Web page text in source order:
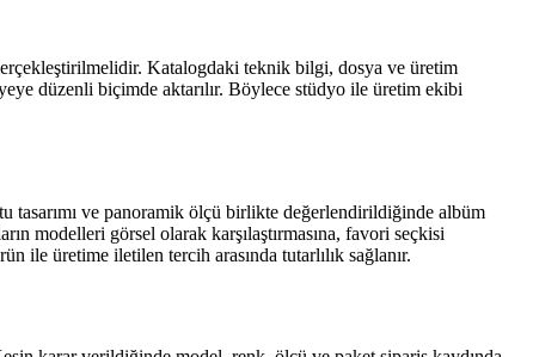
Katalogdaki teknik bilgi, dosya ve üretim
düzenli biçimde aktarılır. Böylece stüdyo ile üretim ekibi
tasarımı ve panoramik ölçü birlikte değerlendirildiğinde albüm
modelleri görsel olarak karşılaştırmasına, favori seçkisi
ile üretime iletilen tercih arasında tutarlılık sağlanır.